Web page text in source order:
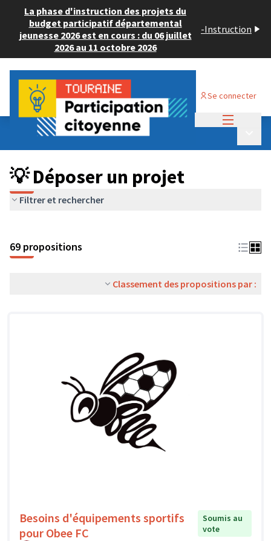
La phase d'instruction des projets du
budget participatif départemental
jeunesse 2026 est en cours : du 06 juillet
2026 au 11 octobre 2026
-Instruction
Se connecter
Budget Participatif ADULTE 2024
💡 Déposer un projet
💡 Déposer un projet
Filtrer et rechercher
69 propositions
Classement des propositions par :
Besoins d'équipements sportifs
pour Obee FC
Soumis au
vote